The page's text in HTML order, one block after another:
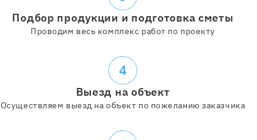
Подбор продукции и подготовка сметы
Проводим весь комплекс работ по проекту
Выезд на объект
Осуществляем выезд на объект по пожеланию заказчика